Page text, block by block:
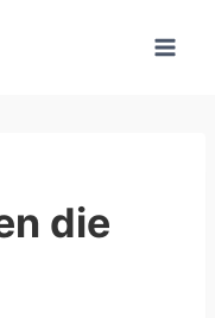
die